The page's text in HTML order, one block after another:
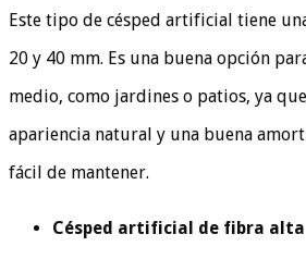
Este tipo de césped artificial tiene
20 y 40 mm. Es una buena opción
medio, como jardines o patios, ya
apariencia natural y una buena
fácil de mantener.
Césped artificial de fibra alta